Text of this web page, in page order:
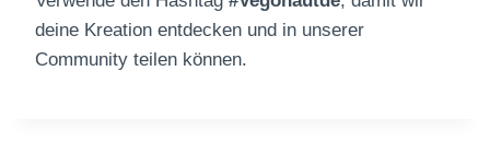
deine Kreation entdecken und in unserer
Community teilen können.